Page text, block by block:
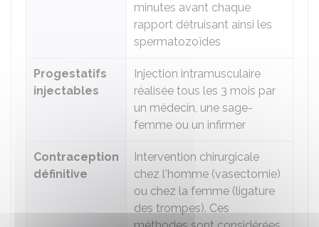
minutes avant chaque
rapport détruisant ainsi les
spermatozoïdes
Progestatifs
injectables
Injection intramusculaire
réalisée tous les 3 mois par
un médecin, une sage-
femme ou un infirmer
Contraception
définitive
Intervention chirurgicale
chez l'homme (vasectomie)
ou chez la femme (ligature
des trompes). Ces